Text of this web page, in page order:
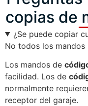
copias de
¿Se puede copiar
No todos los
Los mandos de
facilidad. Los de
normalmente
receptor del garaje.